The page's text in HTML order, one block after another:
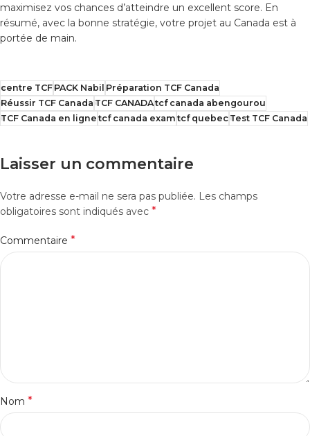
maximisez vos chances d’atteindre un excellent score. En
résumé, avec la bonne stratégie, votre projet au Canada est à
portée de main.
centre TCFPACK Nabil Préparation TCF Canada
Réussir TCF Canada TCF CANADAtcf canada abengourou
TCF Canada en ligne tcf canada exam tcf quebecTest TCF Canada
Laisser un commentaire
Votre adresse e-mail ne sera pas publiée. Les champs
obligatoires sont indiqués avec *
Commentaire *
Nom *